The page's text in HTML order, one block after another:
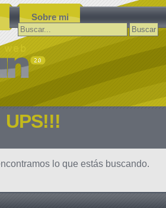
Sobre mi
Buscar:
UPS!!!
lo que estás buscando.